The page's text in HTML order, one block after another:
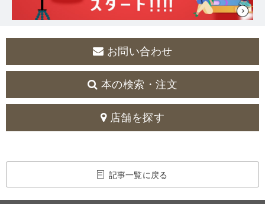
お問い合わせ
本の検索・注文
店舗を探す
記事一覧に戻る